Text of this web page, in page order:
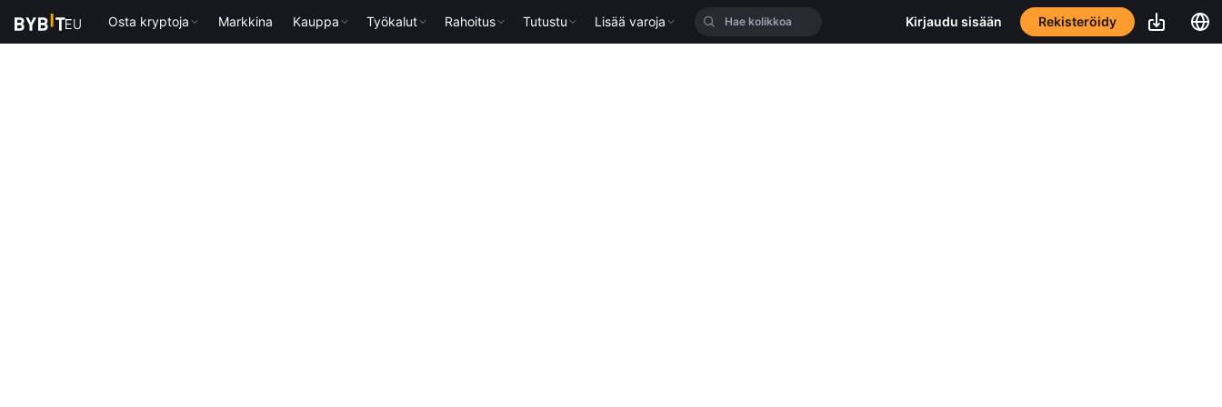
Osta kryptoja Markkina Kauppa Työkalut Rahoitus Tutustu Lisää varoja Kirjaudu sisään Rekisteröidy